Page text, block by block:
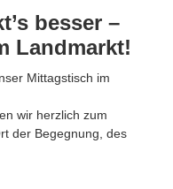
besser –
Landmarkt!
Mittagstisch im
wir herzlich zum
der Begegnung, des